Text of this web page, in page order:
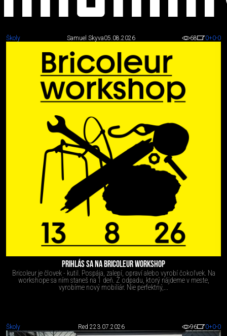
Školy
Školy Samuel Skyva05.08.2026 68 0+0-0
PRIHLÁS SA NA BRICOLEUR WORKSHOP
Bricoleur je človek - kutil. Pospája, zalepí, opraví alebo vyrobí čokoľvek. Na
workshope sa ním staneš na 1 deň. Z odpadu, ktorý nájdeme v meste,
vyrobíme nový mobiliár. Nie perfektný,...
Školy Red 223.07.2026 96 0+0-0